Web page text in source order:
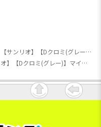
【サンリオ】【Dクロミ(グレー)】マイメロディ・クロミ フラワービーズ マスコット
【サンリオ】【Dクロミ(グレー)】マイメロディ・クロミ フラワービーズ マスコット